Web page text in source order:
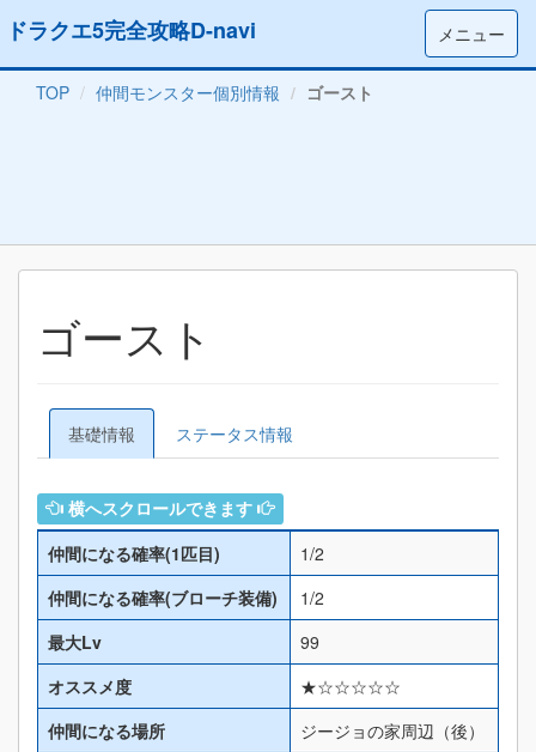
メニュー
ドラクエ5完全攻略D-navi
TOP 仲間モンスター個別情報 ゴースト
ゴースト
基礎情報 ステータス情報
横へスクロールできます
仲間になる確率(1匹目)
1/2
仲間になる確率(ブローチ装備)
1/2
最大Lv
99
オススメ度
★☆☆☆☆☆
仲間になる場所
ジージョの家周辺（後）